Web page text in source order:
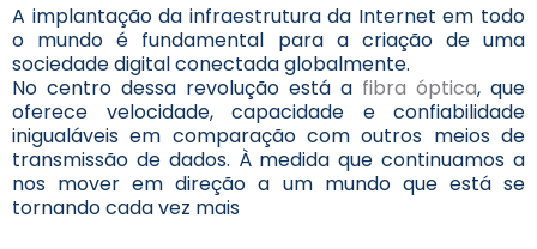
A implantação da infraestrutura da Internet em todo
o mundo é fundamental para a criação de uma
sociedade digital conectada globalmente.
No centro dessa revolução está a fibra óptica, que
oferece velocidade, capacidade e confiabilidade
inigualáveis em comparação com outros meios de
transmissão de dados. À medida que continuamos a
nos mover em direção a um mundo que está se
tornando cada vez mais